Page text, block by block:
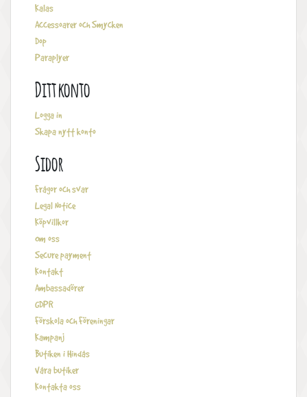
Kalas
Accessoarer och Smycken
Dop
Paraplyer
Ditt konto
Logga in
Skapa nytt konto
Sidor
Frågor och svar
Legal Notice
Köpvillkor
Om oss
Secure payment
Kontakt
Ambassadörer
GDPR
Förskola och Föreningar
Kampanj
Butiken i Hindås
Våra butiker
Kontakta oss